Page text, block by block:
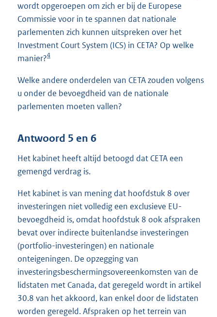
wordt opgeroepen om zich er bij de Europese
Commissie voor in te spannen dat nationale
parlementen zich kunnen uitspreken over het
Investment Court System (ICS) in CETA? Op welke
manier?4
Welke andere onderdelen van CETA zouden volgens
u onder de bevoegdheid van de nationale
parlementen moeten vallen?
Antwoord 5 en 6
Het kabinet heeft altijd betoogd dat CETA een
gemengd verdrag is.
Het kabinet is van mening dat hoofdstuk 8 over
investeringen niet volledig een exclusieve EU-
bevoegdheid is, omdat hoofdstuk 8 ook afspraken
bevat over indirecte buitenlandse investeringen
(portfolio-investeringen) en nationale
onteigeningen. De opzegging van
investeringsbeschermingsovereenkomsten van de
lidstaten met Canada, dat geregeld wordt in artikel
30.8 van het akkoord, kan enkel door de lidstaten
worden geregeld. Afspraken op het terrein van